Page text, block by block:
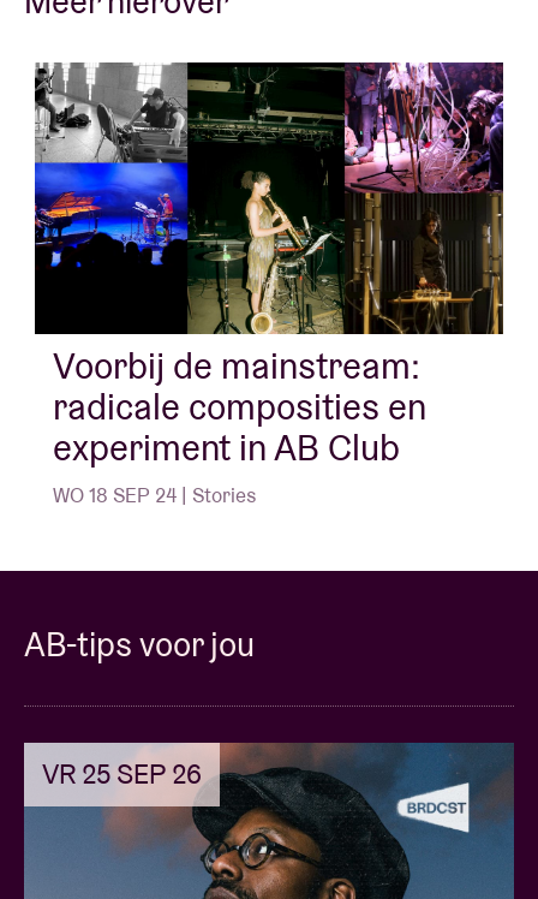
Voorbij de mainstream:
radicale composities en
experiment in AB Club
WO 18 SEP 24 | Stories
AB-tips voor jou
VR 25 SEP 26